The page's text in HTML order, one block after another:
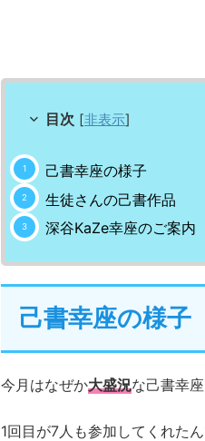
目次 [非表示]
己書幸座の様子
生徒さんの己書作品
深谷KaZe幸座のご案内
己書幸座の様子
今月はなぜか大盛況な己書幸座
1回目が7人も参加してくれたん